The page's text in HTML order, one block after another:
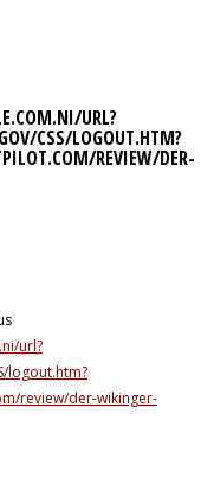
URL?
CSS/LOGOUT.HTM?
REVIEW/DER-
url?
logout.htm?
review/der-wikinger-